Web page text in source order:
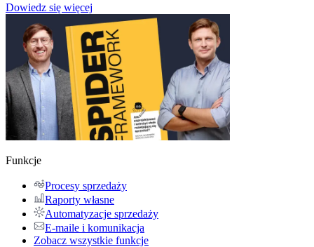
Dowiedz się więcej
Funkcje
Procesy sprzedaży
Raporty własne
Automatyzacje sprzedaży
E-maile i komunikacja
Zobacz wszystkie funkcje